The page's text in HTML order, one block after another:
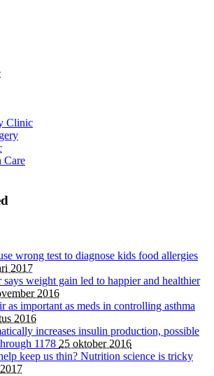
Clinic
Care
wrong test to diagnose kids food allergies
2017
says weight gain led to happier and healthier
2016
as important as meds in controlling asthma
2016
increases insulin production, possible
1178 25 oktober 2016
keep us thin? Nutrition science is tricky